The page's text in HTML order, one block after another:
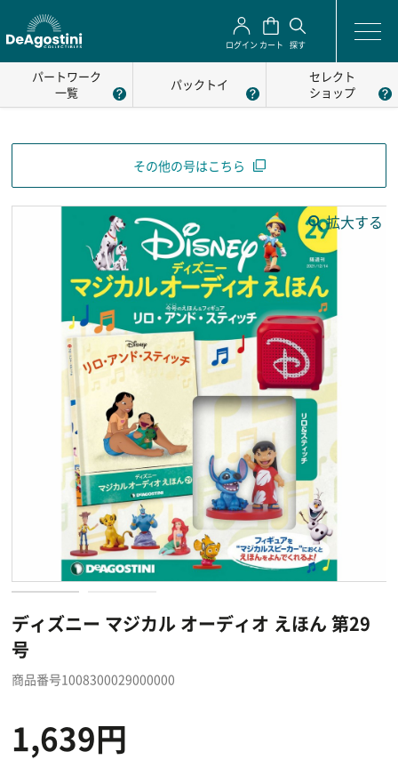
ログイン カート 探す
パートワーク
一覧
パックトイ
セレクト
ショップ
その他の号はこちら
ディズニー マジカル オーディオ えほん 第29
号
商品番号1008300029000000
1,639円